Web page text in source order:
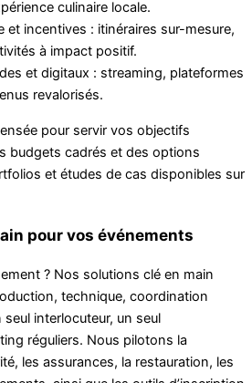
culinaire locale.
et incentives : itinéraires sur-mesure,
à impact positif.
et digitaux : streaming, plateformes
revalorisés.
pour servir vos objectifs
budgets cadrés et des options
et études de cas disponibles sur
pour vos événements
? Nos solutions clé en main
technique, coordination
interlocuteur, un seul
réguliers. Nous pilotons la
les assurances, la restauration, les